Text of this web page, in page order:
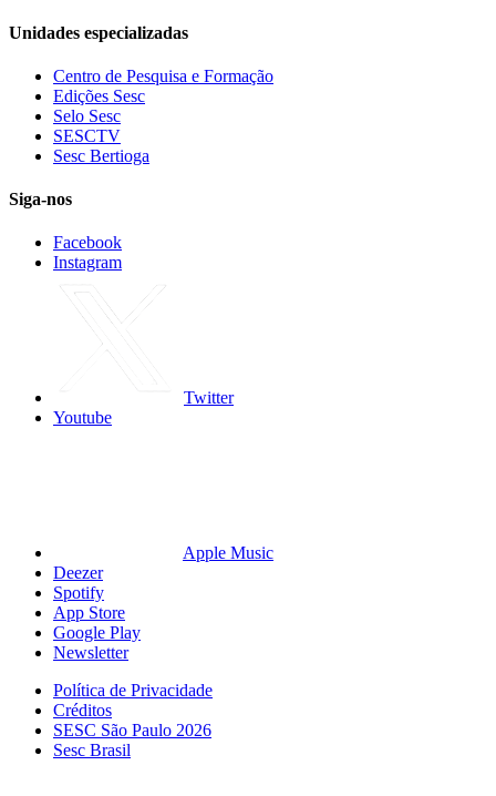
Unidades especializadas
Centro de Pesquisa e Formação
Edições Sesc
Selo Sesc
SESCTV
Sesc Bertioga
Siga-nos
Facebook
Instagram
Twitter
Youtube
Apple Music
Deezer
Spotify
App Store
Google Play
Newsletter
Política de Privacidade
Créditos
SESC São Paulo 2026
Sesc Brasil